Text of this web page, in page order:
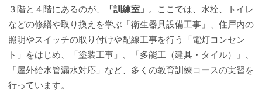
３階と４階にあるのが、 「訓練室」 。ここでは、水栓、トイレ
などの修繕や取り換えを学ぶ「衛生器具設備工事」、住戸内の
照明やスイッチの取り付けや配線工事を行う「電灯コンセン
ト」をはじめ、「塗装工事」、「多能工（建具・タイル）」、
「屋外給水管漏水対応」など、多くの教育訓練コースの実習を
行っています。